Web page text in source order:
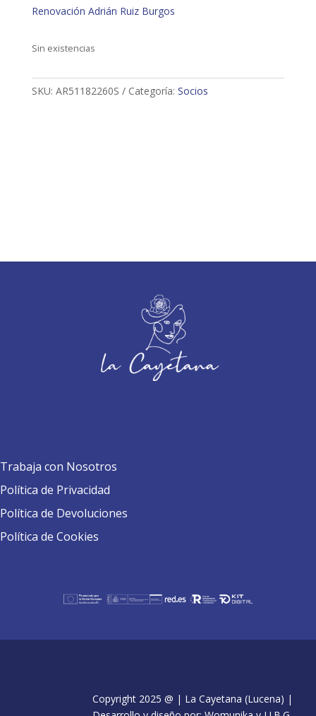
Renovación Adrián Ruiz Burgos
Sin existencias
SKU: AR51182260S Categoría: Socios
Trabaja con Nosotros
Política de Privacidad
Política de Devoluciones
Política de Cookies
Copyright 2025 @ | La Cayetana (Lucena) |